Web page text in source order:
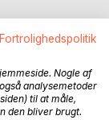
Fortrolighedspolitik
Nogle af
analysemetoder
til at måle,
den bliver brugt.